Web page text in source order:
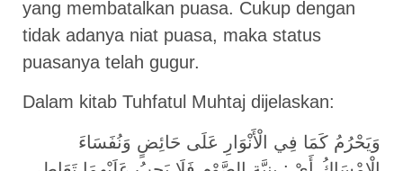
yang membatalkan puasa. Cukup dengan
tidak adanya niat puasa, maka status
puasanya telah gugur.
Dalam kitab Tuhfatul Muhtaj dijelaskan:
وَيَحْرُمُ كَمَا فِي الْأَنْوَارِ عَلَى حَائِضٍ وَنُفَسَاءَ